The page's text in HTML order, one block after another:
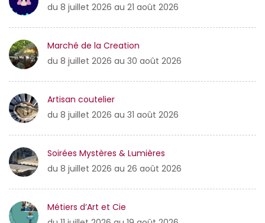
du 8 juillet 2026 au 21 août 2026
Marché de la Creation
du 8 juillet 2026 au 30 août 2026
Artisan coutelier
du 8 juillet 2026 au 31 août 2026
Soirées Mystères & Lumières
du 8 juillet 2026 au 26 août 2026
Métiers d’Art et Cie